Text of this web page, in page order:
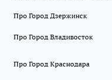
Про Город Дзержинск
Про Город Владивосток
Про Город Краснодара